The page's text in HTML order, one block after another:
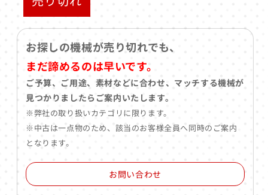
お探しの機械が売り切れでも、
まだ諦めるのは早いです。
ご予算、ご用途、素材などに合わせ、マッチする機械が
見つかりましたらご案内いたします。
※弊社の取り扱いカテゴリに限ります。
※中古は一点物のため、該当のお客様全員へ同時のご案内
となります。
お問い合わせ